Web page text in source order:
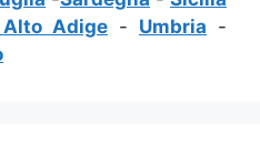
Adige - Umbria -